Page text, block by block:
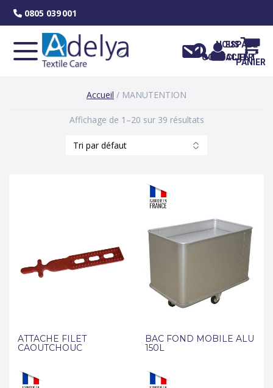
0805 039 001
NOUS
CONTACTER
ESPACE
CLIENT
PANIER
Accueil / MANUTENTION
Affichage de 1–20 sur 39 résultats
ATTACHE FILET
CAOUTCHOUC
BAC FOND MOBILE ALU
150L